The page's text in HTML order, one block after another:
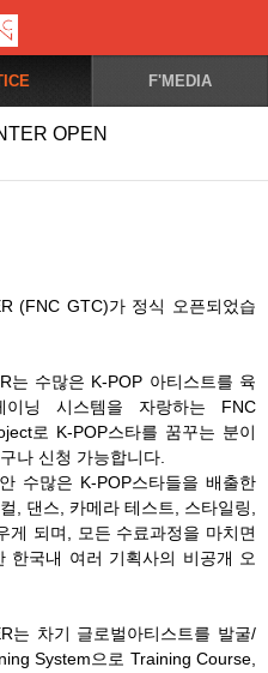
F'MEDIA
OPEN
(FNC GTC)가 정식 오픈되었습
는 수많은 K-POP 아티스트를 육
닝 시스템을 자랑하는 FNC
로 K-POP스타를 꿈꾸는 분이
나 신청 가능합니다.
수많은 K-POP스타들을 배출한
, 댄스, 카메라 테스트, 스타일링,
게 되며, 모든 수료과정을 마치면
한국내 여러 기획사의 비공개 오
는 차기 글로벌아티스트를 발굴/
System으로 Training Course,